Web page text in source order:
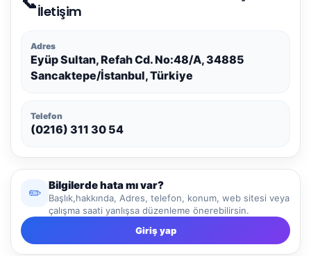
İletişim
Adres
Eyüp Sultan, Refah Cd. No:48/A, 34885
Sancaktepe/İstanbul, Türkiye
Telefon
(0216) 311 30 54
✏️
Bilgilerde hata mı var?
Başlık,hakkında, Adres, telefon, konum, web sitesi veya
çalışma saati yanlışsa düzenleme önerebilirsin.
Giriş yap